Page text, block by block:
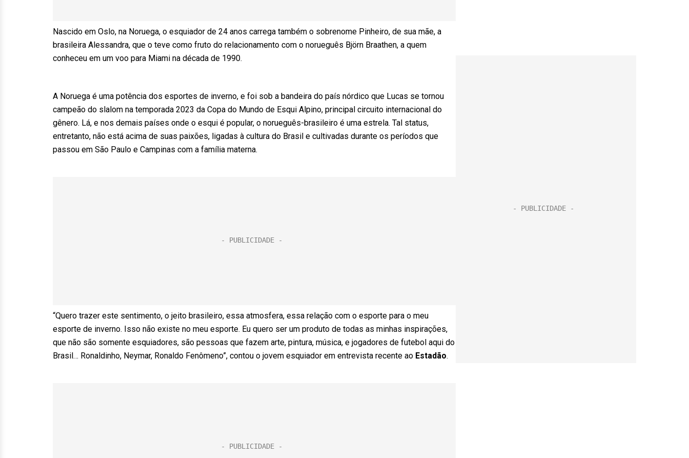
Nascido em Oslo, na Noruega, o esquiador de 24 anos carrega também o sobrenome Pinheiro, de sua mãe, a
brasileira Alessandra, que o teve como fruto do relacionamento com o norueguês Björn Braathen, a quem
conheceu em um voo para Miami na década de 1990.
A Noruega é uma potência dos esportes de inverno, e foi sob a bandeira do país nórdico que Lucas se tornou
campeão do slalom na temporada 2023 da Copa do Mundo de Esqui Alpino, principal circuito internacional do
gênero. Lá, e nos demais países onde o esqui é popular, o norueguês-brasileiro é uma estrela. Tal status,
entretanto, não está acima de suas paixões, ligadas à cultura do Brasil e cultivadas durante os períodos que
passou em São Paulo e Campinas com a família materna.
“Quero trazer este sentimento, o jeito brasileiro, essa atmosfera, essa relação com o esporte para o meu
esporte de inverno. Isso não existe no meu esporte. Eu quero ser um produto de todas as minhas inspirações,
que não são somente esquiadores, são pessoas que fazem arte, pintura, música, e jogadores de futebol aqui do
Brasil… Ronaldinho, Neymar, Ronaldo Fenômeno”, contou o jovem esquiador em entrevista recente ao Estadão.